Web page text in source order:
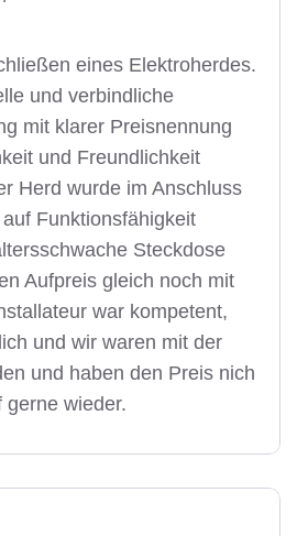
eines Elektroherdes.
und verbindliche
mit klarer Preisnennung
und Freundlichkeit
Herd wurde im Anschluss
Funktionsfähigkeit
Steckdose
Aufpreis gleich noch mit
war kompetent,
und wir waren mit der
und haben den Preis nich
gerne wieder.